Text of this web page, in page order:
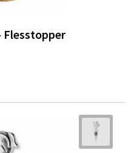
Flesstopper